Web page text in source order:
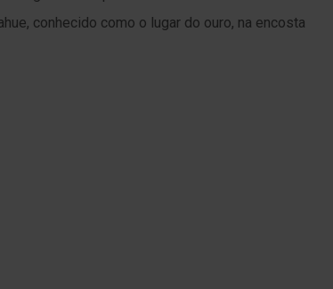
conhecido como o lugar do ouro, na encosta